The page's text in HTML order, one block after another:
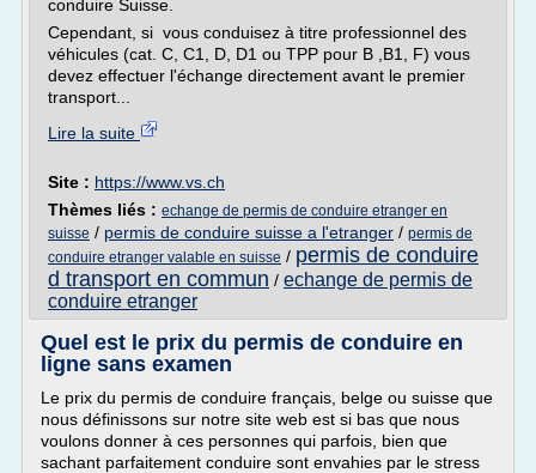
conduire Suisse.
Cependant, si vous conduisez à titre professionnel des
véhicules (cat. C, C1, D, D1 ou TPP pour B ,B1, F) vous
devez effectuer l'échange directement avant le premier
transport...
Lire la suite
Site : https://www.vs.ch
Thèmes liés : echange de permis de conduire etranger en
suisse / permis de conduire suisse a l'etranger / permis de
conduire etranger valable en suisse / permis de conduire
d transport en commun / echange de permis de
conduire etranger
Quel est le prix du permis de conduire en
ligne sans examen
Le prix du permis de conduire français, belge ou suisse que
nous définissons sur notre site web est si bas que nous
voulons donner à ces personnes qui parfois, bien que
sachant parfaitement conduire sont envahies par le stress